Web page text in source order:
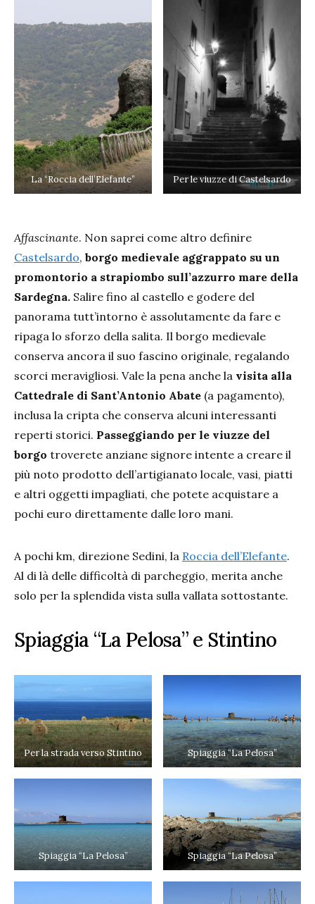
La “Roccia dell’Elefante” Per le viuzze di Castelsardo
Affascinante. Non saprei come altro definire
Castelsardo, borgo medievale aggrappato su un
promontorio a strapiombo sull’azzurro mare della
Sardegna. Salire fino al castello e godere del
panorama tutt’intorno è assolutamente da fare e
ripaga lo sforzo della salita. Il borgo medievale
conserva ancora il suo fascino originale, regalando
scorci meravigliosi. Vale la pena anche la visita alla
Cattedrale di Sant’Antonio Abate (a pagamento),
inclusa la cripta che conserva alcuni interessanti
reperti storici. Passeggiando per le viuzze del
borgo troverete anziane signore intente a creare il
più noto prodotto dell’artigianato locale, vasi, piatti
e altri oggetti impagliati, che potete acquistare a
pochi euro direttamente dalle loro mani.
A pochi km, direzione Sedini, la Roccia dell’Elefante.
Al di là delle difficoltà di parcheggio, merita anche
solo per la splendida vista sulla vallata sottostante.
Spiaggia “La Pelosa” e Stintino
Per la strada verso Stintino Spiaggia “La Pelosa”
Spiaggia “La Pelosa” Spiaggia “La Pelosa”